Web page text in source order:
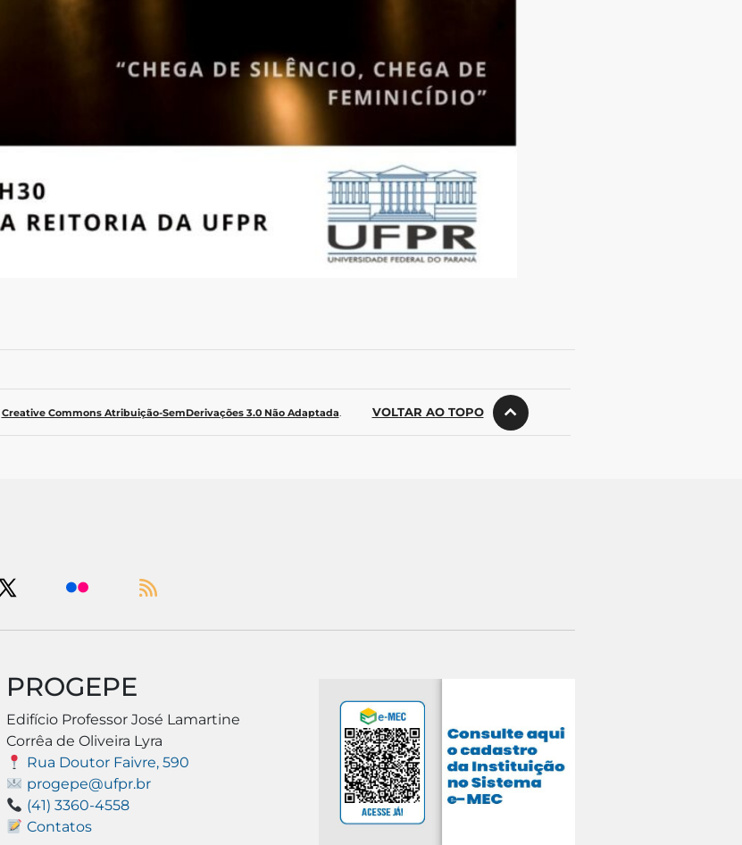
Creative Commons Atribuição-SemDerivações 3.0 Não Adaptada VOLTAR AO TOPO
PROGEPE
Edifício Professor José Lamartine
Corrêa de Oliveira Lyra
Rua Doutor Faivre, 590
progepe@ufpr.br
(41) 3360-4558
Contatos